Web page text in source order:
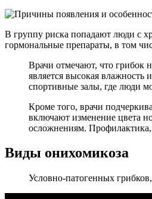
В группу риска попадают люди с
гормональные препараты, в том
Врачи отмечают, что грибок
является высокая влажность
спортивные залы, где люди
Кроме того, врачи
включают изменение цвета
осложнениям. Профилактика,
Виды онихомикоза
Условно-патогенных